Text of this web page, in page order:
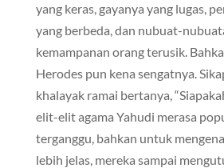
yang keras, gayanya yang lugas,
yang berbeda, dan nubuat-
kemampanan orang terusik.
Herodes pun kena sengatnya.
khalayak ramai bertanya,
elit-elit agama Yahudi merasa
terganggu, bahkan untuk
lebih jelas, mereka sampai